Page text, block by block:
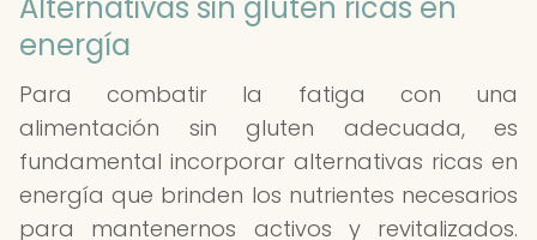
energía
Para combatir la fatiga con una
alimentación sin gluten adecuada, es
fundamental incorporar alternativas ricas en
energía que brinden los nutrientes necesarios
para mantenernos activos y revitalizados.